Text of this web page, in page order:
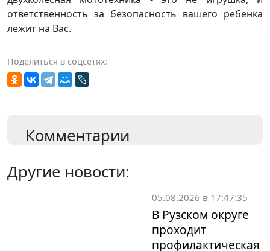
ответственность за безопасность вашего ребенка
лежит на Вас.
Поделиться в соцсетях:
Комментарии
Другие новости:
05.08.2026 в 17:47:35
В Рузском округе
проходит
профилактическая